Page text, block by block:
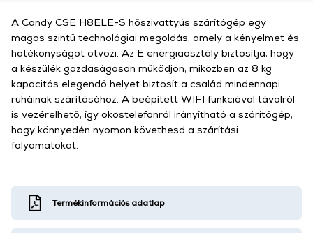
A Candy CSE H8ELE-S hőszivattyús szárítógép egy
magas szintű technológiai megoldás, amely a kényelmet és
hatékonyságot ötvözi. Az E energiaosztály biztosítja, hogy
a készülék gazdaságosan működjön, miközben az 8 kg
kapacitás elegendő helyet biztosít a család mindennapi
ruháinak szárításához. A beépített WIFI funkcióval távolról
is vezérelhető, így okostelefonról irányítható a szárítógép,
hogy könnyedén nyomon követhesd a szárítási
folyamatokat.
Termékinformációs adatlap